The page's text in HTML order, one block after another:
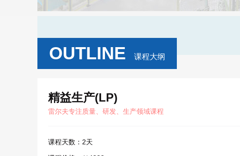
OUTLINE 课程大纲
精益生产(LP)
雷尔夫专注质量、研发、生产领域课程
课程天数： 2天